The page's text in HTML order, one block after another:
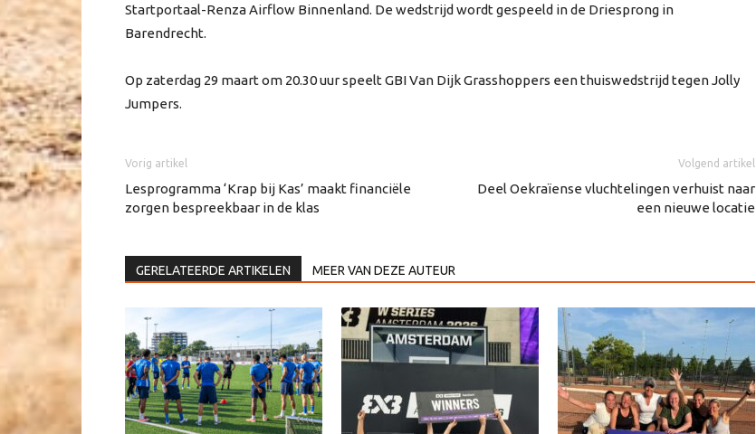
Startportaal-Renza Airflow Binnenland. De wedstrijd wordt gespeeld in de Driesprong in
Barendrecht.
Op zaterdag 29 maart om 20.30 uur speelt GBI Van Dijk Grasshoppers een thuiswedstrijd tegen Jolly
Jumpers.
Vorig artikel
Lesprogramma ‘Krap bij Kas’ maakt financiële
zorgen bespreekbaar in de klas
Volgend artikel
Deel Oekraïense vluchtelingen verhuist naar
een nieuwe locatie
GERELATEERDE ARTIKELEN MEER VAN DEZE AUTEUR